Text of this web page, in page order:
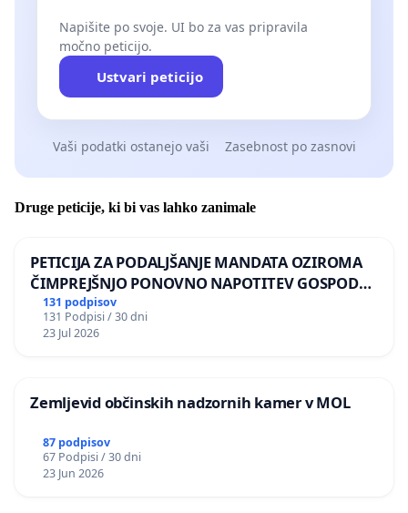
Napišite po svoje. UI bo za vas pripravila
močno peticijo.
Ustvari peticijo
Vaši podatki ostanejo vaši Zasebnost po zasnovi
Druge peticije, ki bi vas lahko zanimale
PETICIJA ZA PODALJŠANJE MANDATA OZIROMA
ČIMPREJŠNJO PONOVNO NAPOTITEV GOSPODA
BERNARDA ŠRAJNERJA NA VELEPOSLANIŠTVO
REPUBLIKE SLOVENIJE V MOSKVI
131 podpisov
131 Podpisi / 30 dni
23 Jul 2026
Zemljevid občinskih nadzornih kamer v MOL
87 podpisov
67 Podpisi / 30 dni
23 Jun 2026